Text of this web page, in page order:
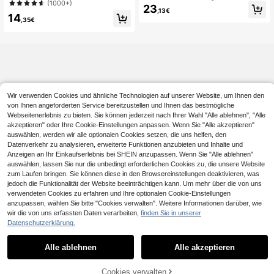
angarm Oberteil
(1000+)
14 ,35€
igan, Rundhals Langarm Metallknop
f Pullover, lässiger minimalistischer
23 ,13€
Wir verwenden Cookies und ähnliche Technologien auf unserer Website, um Ihnen den
von Ihnen angeforderten Service bereitzustellen und Ihnen das bestmögliche
Webseitenerlebnis zu bieten. Sie können jederzeit nach Ihrer Wahl "Alle ablehnen", "Alle
akzeptieren" oder Ihre Cookie-Einstellungen anpassen. Wenn Sie "Alle akzeptieren"
auswählen, werden wir alle optionalen Cookies setzen, die uns helfen, den
Datenverkehr zu analysieren, erweiterte Funktionen anzubieten und Inhalte und
Anzeigen an Ihr Einkaufserlebnis bei SHEIN anzupassen. Wenn Sie "Alle ablehnen"
auswählen, lassen Sie nur die unbedingt erforderlichen Cookies zu, die unsere Website
zum Laufen bringen. Sie können diese in den Browsereinstellungen deaktivieren, was
jedoch die Funktionalität der Website beeinträchtigen kann. Um mehr über die von uns
verwendeten Cookies zu erfahren und Ihre optionalen Cookie-Einstellungen
anzupassen, wählen Sie bitte "Cookies verwalten". Weitere Informationen darüber, wie
wir die von uns erfassten Daten verarbeiten, finden Sie in unserer
Datenschutzerklärung.
Alle ablehnen Alle akzeptieren
Cookies verwalten